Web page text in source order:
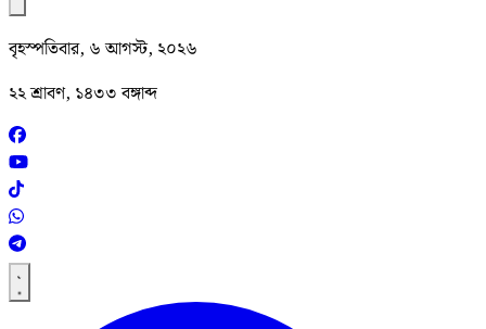
বৃহস্পতিবার, ৬ আগস্ট, ২০২৬
২২ শ্রাবণ, ১৪৩৩ বঙ্গাব্দ